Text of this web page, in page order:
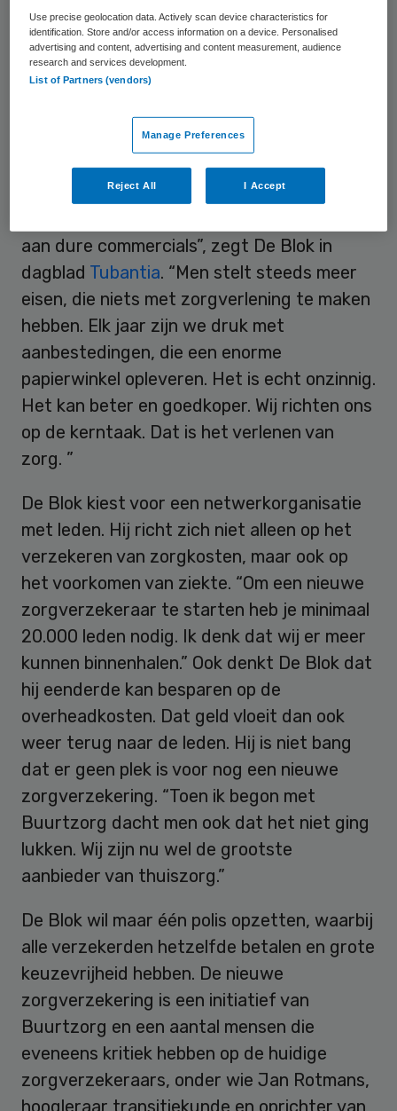
zorgverzekeraars.
De Blok presenteert zijn plan op 3
december. Dan begint ook een
publiekscampagne. Volgens De Blok gaat
het bij de bestaande zorgverzekeraars
puur om de commercie en de kosten en
draait het te weinig om de zorg voor
aan dure commercials”, zegt De Blok in
dagblad Tubantia. “Men stelt steeds meer
eisen, die niets met zorgverlening te maken
hebben. Elk jaar zijn we druk met
aanbestedingen, die een enorme
papierwinkel opleveren. Het is echt onzinnig.
Het kan beter en goedkoper. Wij richten ons
op de kerntaak. Dat is het verlenen van
zorg. ”
De Blok kiest voor een netwerkorganisatie
met leden. Hij richt zich niet alleen op het
verzekeren van zorgkosten, maar ook op
het voorkomen van ziekte. “Om een nieuwe
zorgverzekeraar te starten heb je minimaal
20.000 leden nodig. Ik denk dat wij er meer
kunnen binnenhalen.” Ook denkt De Blok dat
hij eenderde kan besparen op de
overheadkosten. Dat geld vloeit dan ook
weer terug naar de leden. Hij is niet bang
dat er geen plek is voor nog een nieuwe
zorgverzekering. “Toen ik begon met
Buurtzorg dacht men ook dat het niet ging
lukken. Wij zijn nu wel de grootste
aanbieder van thuiszorg.”
De Blok wil maar één polis opzetten, waarbij
alle verzekerden hetzelfde betalen en grote
keuzevrijheid hebben. De nieuwe
zorgverzekering is een initiatief van
Buurtzorg en een aantal mensen die
eveneens kritiek hebben op de huidige
zorgverzekeraars, onder wie Jan Rotmans,
hoogleraar transitiekunde en oprichter van
Use precise geolocation data. Actively scan device characteristics for
identification. Store and/or access information on a device. Personalised
advertising and content, advertising and content measurement, audience
research and services development.
List of Partners (vendors)
Manage Preferences
Reject All I Accept